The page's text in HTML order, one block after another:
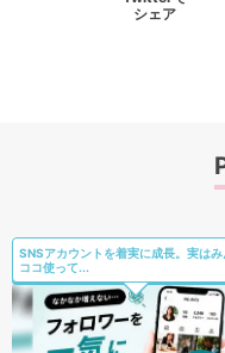
シェア
SNSアカウントを着実に成長。実はみ
ココ使って...